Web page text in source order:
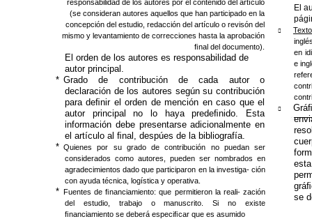
responsabilidad de los autores por el contenido del artículo
(se consideran autores aquellos que han participado en la
concepción del estudio, redacción del artículo o revisón del
mismo y levantamiento de correcciones hasta la aprobación
ﬁnal del documento).
El orden de los autores es responsabilidad de
autor principal.
* Grado de contribución de cada autor o
declaración de los autores según su contribución
para deﬁnir el orden de mención en caso que el
autor principal no lo haya predeﬁnido. Esta
información debe presentarse adicionalmente en
el artículo al ﬁnal, despúes de la bibliografía.
* Quienes por su grado de contribución no puedan ser
considerados como autores, pueden ser nombrados en
agradecimientos dado que participaron en la investiga- ción
con ayuda técnica, logística y operativa.
* Fuentes de ﬁnanciamiento: que permitieron la reali- zación
del estudio, trabajo o manuscrito. Si no existe
ﬁnanciamiento se deberá especiﬁcar que es asumido
El
￿
en
e
￿
se